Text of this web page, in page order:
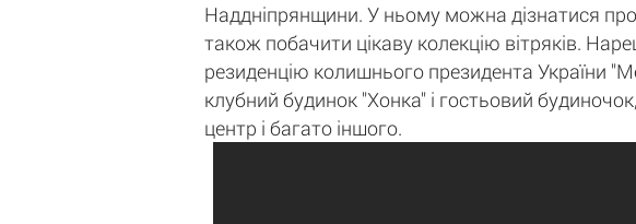
Наддніпрянщини. У ньому можна дізнатися про
також побачити цікаву колекцію вітряків.
резиденцію колишнього президента України
клубний будинок "Хонка" і гостьовий
центр і багато іншого.